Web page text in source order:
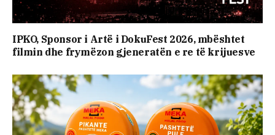
IPKO, Sponsor i Artë i DokuFest 2026, mbështet
filmin dhe frymëzon gjeneratën e re të krijuesve